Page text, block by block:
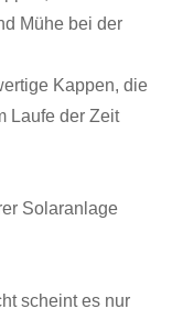
Mühe bei der
Kappen, die
Laufe der Zeit
Solaranlage
scheint es nur